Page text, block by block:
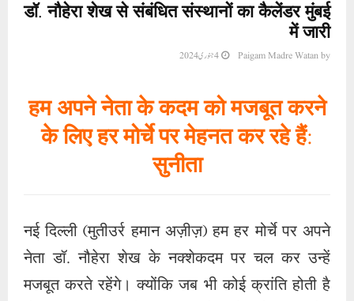
डॉ. नौहेरा शेख से संबंधित संस्थानों का कैलेंडर मुंबई
में जारी
by
Paigam Madre Watan 4 جنوری 2024
हम अपने नेता के कदम को मजबूत करने
के लिए हर मोर्चे पर मेहनत कर रहे हैं:
सुनीता
नई दिल्ली (मुतीउर्र हमान अज़ीज़) हम हर मोर्चे पर अपने
नेता डॉ. नौहेरा शेख के नक्शेकदम पर चल कर उन्हें
मजबूत करते रहेंगे। क्योंकि जब भी कोई क्रांति होती है